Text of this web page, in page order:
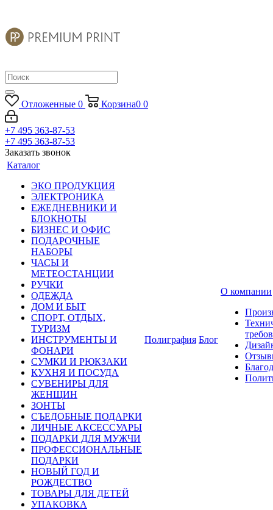
Отложенные 0 Корзина0 0
+7 495 363-87-53
+7 495 363-87-53
Заказать звонок
Каталог
ЭКО ПРОДУКЦИЯ
ЭЛЕКТРОНИКА
ЕЖЕДНЕВНИКИ И
БЛОКНОТЫ
БИЗНЕС И ОФИС
ПОДАРОЧНЫЕ
НАБОРЫ
ЧАСЫ И
МЕТЕОСТАНЦИИ
РУЧКИ
ОДЕЖДА
ДОМ И БЫТ
СПОРТ, ОТДЫХ,
ТУРИЗМ
ИНСТРУМЕНТЫ И
ФОНАРИ
СУМКИ И РЮКЗАКИ
КУХНЯ И ПОСУДА
СУВЕНИРЫ ДЛЯ
ЖЕНЩИН
ЗОНТЫ
СЪЕДОБНЫЕ ПОДАРКИ
ЛИЧНЫЕ АКСЕССУАРЫ
ПОДАРКИ ДЛЯ МУЖЧИ
ПРОФЕССИОНАЛЬНЫЕ
ПОДАРКИ
НОВЫЙ ГОД И
РОЖДЕСТВО
ТОВАРЫ ДЛЯ ДЕТЕЙ
УПАКОВКА
Полиграфия Блог
О компании